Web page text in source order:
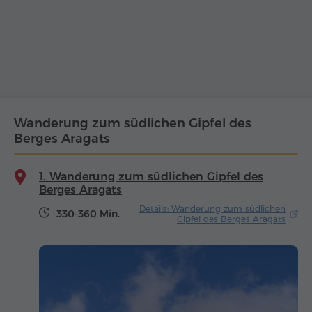
Wanderung zum südlichen Gipfel des
Berges Aragats
1. Wanderung zum südlichen Gipfel des
Berges Aragats
330-360 Min.
Details: Wanderung zum südlichen
Gipfel des Berges Aragats